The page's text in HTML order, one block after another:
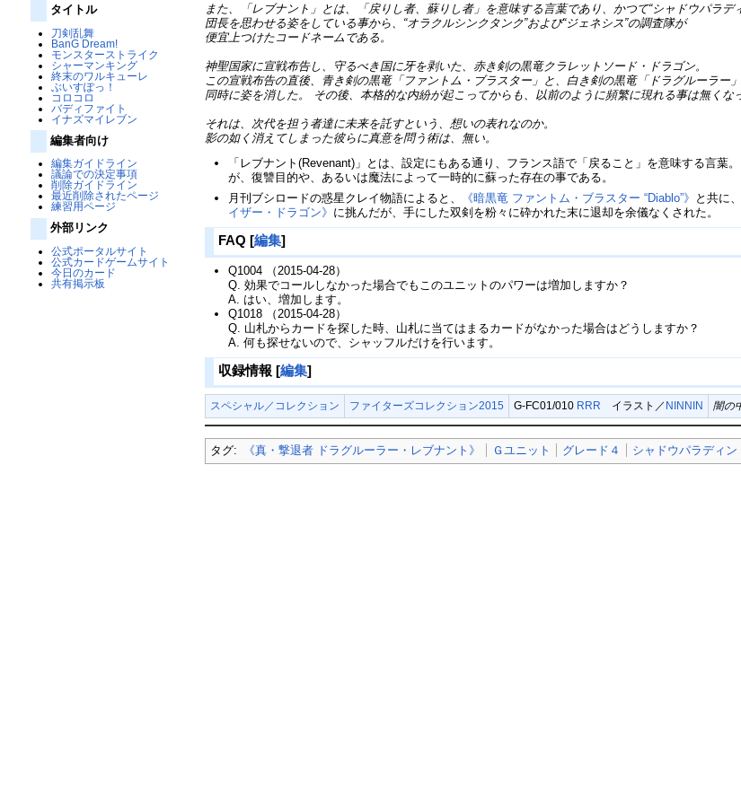
タイトル
刀剣乱舞
BanG Dream!
モンスターストライク
シャーマンキング
終末のワルキューレ
ぶいすぽっ！
コロコロ
バディファイト
イナズマイレブン
編集者向け
編集ガイドライン
議論での決定事項
削除ガイドライン
最近削除されたページ
練習用ページ
外部リンク
公式ポータルサイト
公式カードゲームサイト
今日のカード
共有掲示板
また、「レブナント」とは、「戻りし者、蘇りし者」を意味する言葉であり、かつて“シャドウパラデ
団長を思わせる姿をしている事から、“オラクルシンクタンク”および“ジェネシス”の調査隊が
便宜上つけたコードネームである。
神聖国家に宣戦布告し、守るべき国に牙を剥いた、赤き剣の黒竜クラレットソード・ドラゴン。
この宣戦布告の直後、青き剣の黒竜「ファントム・ブラスター」と、白き剣の黒竜「ドラグルーラー」
同時に姿を消した。 その後、本格的な内紛が起こってからも、以前のように頻繁に現れる事は無くな
それは、次代を担う者達に未来を託すという、想いの表れなのか。
影の如く消えてしまった彼らに真意を問う術は、無い。
「レブナント(Revenant)」とは、設定にもある通り、フランス語で「戻ること」を意味する言
が、復讐目的や、あるいは魔法によって一時的に蘇った存在の事である。
月刊ブシロードの惑星クレイ物語によると、
《暗黒竜 ファントム・ブラスター “Diablo”》 と共に、
イザー・ドラゴン》 に挑んだが、手にした双剣を粉々に砕かれた末に退却を余儀なくされた。
FAQ [編集]
Q1004 （2015-04-28）
Q. 効果でコールしなかった場合でもこのユニットのパワーは増加しますか？
A. はい、増加します。
Q1018 （2015-04-28）
Q. 山札からカードを探した時、山札に当てはまるカードがなかった場合はどうしますか？
A. 何も探せないので、シャッフルだけを行います。
収録情報 [編集]
スペシャル／コレクション ファイターズコレクション2015 G-FC01/010 RRR イラスト／ NINNIN 闇の
タグ: 《真・撃退者 ドラグルーラー・レブナント》 Ｇユニット グレード４ シャドウパラディン